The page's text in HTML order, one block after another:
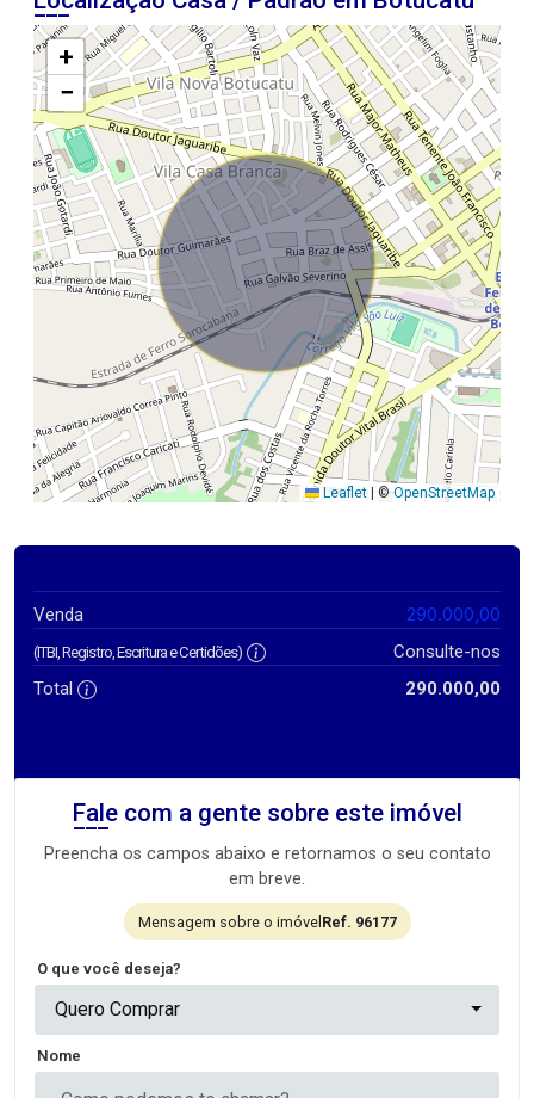
+
−
Leaflet ©OpenStreetMap
Venda 290.000,00
(ITBI, Registro, Escritura e Certidões)
Consulte-nos
Total
290.000,00
Fale com a gente sobre este imóvel
Preencha os campos abaixo e retornamos o seu contato
em breve.
Mensagem sobre o imóvel Ref. 96177
O que você deseja?
Quero Comprar
Nome